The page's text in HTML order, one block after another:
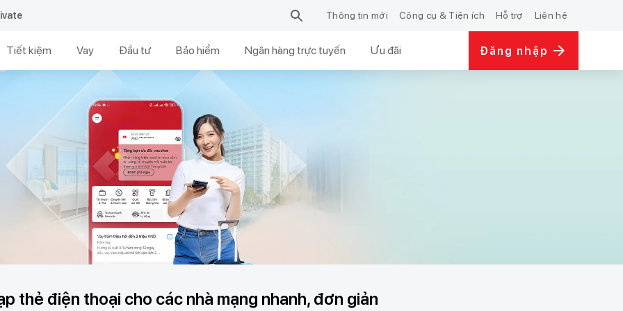
Thông tin mới Công cụ & Tiện ích Hỗ trợ Liên hệ
Tiết kiệm Vay Đầu tư Bảo hiểm Ngân hàng trực tuyến Ưu đãi Đăng nhập
thẻ điện thoại cho các nhà mạng nhanh, đơn giản